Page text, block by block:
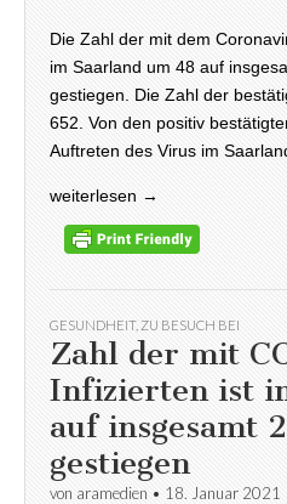
Die Zahl der mit dem
im Saarland um 48 auf
gestiegen. Die Zahl der
652. Von den positiv
Auftreten des Virus im
weiterlesen →
GESUNDHEIT, ZU BESUCH BEI
Zahl der mit
Infizierten ist
auf insgesamt
gestiegen
von aramedien • 18. Januar 2021